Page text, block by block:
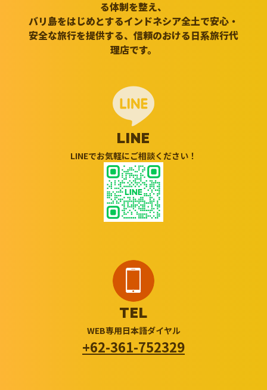
る体制を整え、
バリ島をはじめとするインドネシア全土で安心・
安全な旅行を提供する、信頼のおける日系旅行代
理店です。
LINE
LINEでお気軽にご相談ください！
TEL
WEB専用日本語ダイヤル
+62-361-752329